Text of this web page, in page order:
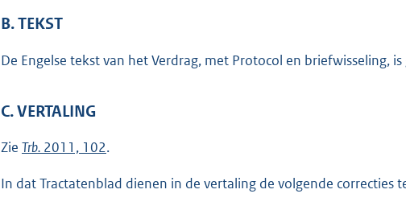
B. TEKST
De Engelse tekst van het Verdrag, met Protocol en briefwisseling,
C. VERTALING
Zie Trb. 2011, 102.
In dat Tractatenblad dienen in de vertaling de volgende correcties